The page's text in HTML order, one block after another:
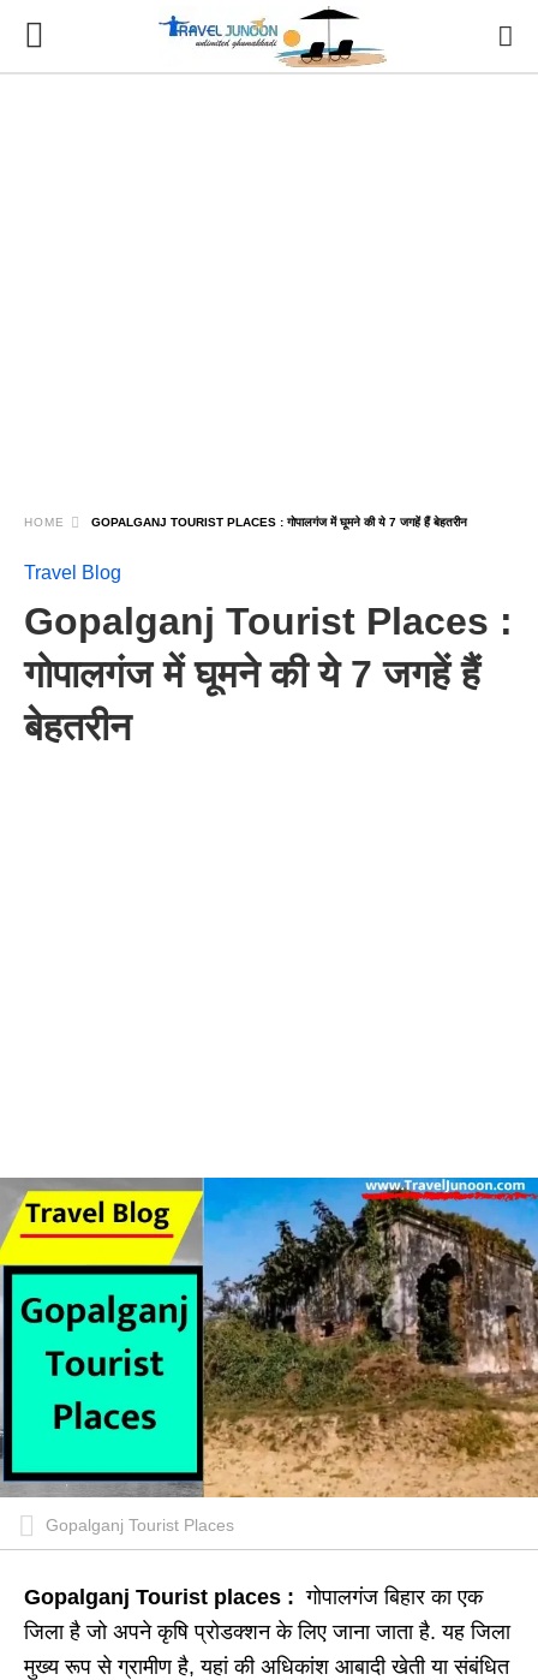
HOME GOPALGANJ TOURIST PLACES : गोपालगंज में घूमने की ये 7 जगहें हैं बेहतरीन
Travel Blog
Gopalganj Tourist Places :
गोपालगंज में घूमने की ये 7 जगहें हैं
बेहतरीन
Gopalganj Tourist Places
Gopalganj Tourist places : गोपालगंज बिहार का एक
जिला है जो अपने कृषि प्रोडक्शन के लिए जाना जाता है. यह जिला
मुख्य रूप से ग्रामीण है, यहां की अधिकांश आबादी खेती या संबंधित